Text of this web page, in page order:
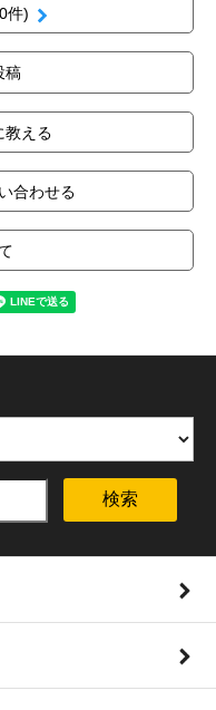
件)
稿
教える
合わせる
検索